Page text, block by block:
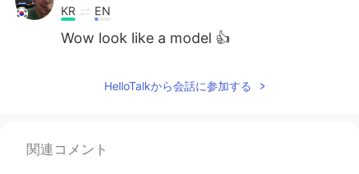
KR EN
Wow look like a model 👍
HelloTalkから会話に参加する
関連コメント